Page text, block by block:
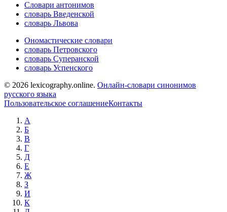
Словари антонимов
словарь Введенской
словарь Львова
Ономастические словари
словарь Петровского
словарь Суперанской
словарь Успенского
© 2026 lexicography.online. Онлайн-словари синонимов
русского языка
Пользовательское соглашениеКонтакты
А
Б
В
Г
Д
Е
Ж
З
И
К